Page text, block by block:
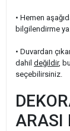
• Hemen
bilgilendirme
• Duvardan
dahil değildir,
seçebilirsiniz.
ARASI